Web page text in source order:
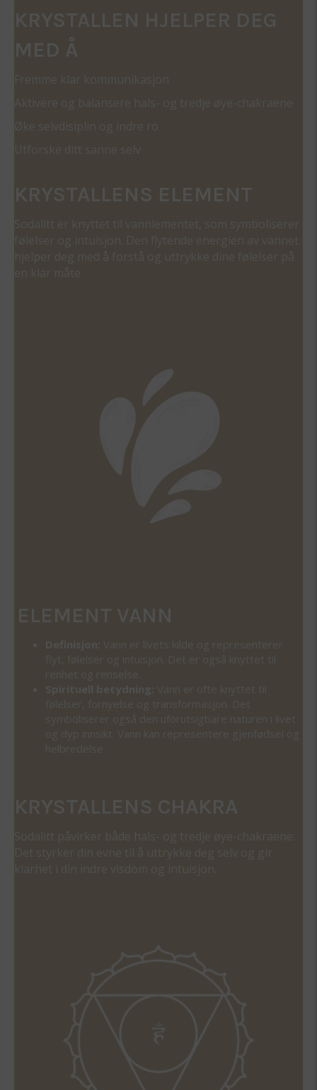
KRYSTALLEN HJELPER DEG
MED Å
Fremme klar kommunikasjon
Aktivere og balansere hals- og tredje øye-chakraene
Øke selvdisiplin og indre ro
Utforske ditt sanne selv
KRYSTALLENS ELEMENT
Sodalitt er knyttet til vannlementet, som symboliserer
følelser og intuisjon. Den flytende energien av vannet
hjelper deg med å forstå og uttrykke dine følelser på
en klar måte
ELEMENT VANN
Definisjon:
Vann er livets kilde og representerer
flyt, følelser og intuisjon. Det er også knyttet til
renhet og renselse.
Spirituell betydning:
Vann er ofte knyttet til
følelser, fornyelse og transformasjon. Det
symboliserer også den uforutsigbare naturen i livet
og dyp innsikt. Vann kan representere gjenfødsel og
helbredelse.
KRYSTALLENS CHAKRA
Sodalitt påvirker både hals- og tredje øye-chakraene.
Det styrker din evne til å uttrykke deg selv og gir
klarhet i din indre visdom og intuisjon.